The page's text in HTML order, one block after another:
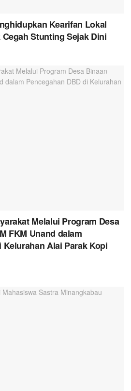
Kearifan Lokal
Stunting Sejak Dini
Melalui Program Desa
FKM Unand dalam
Kelurahan Alai Parak Kopi